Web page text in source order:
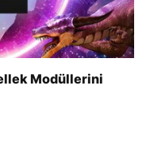
Modüllerini